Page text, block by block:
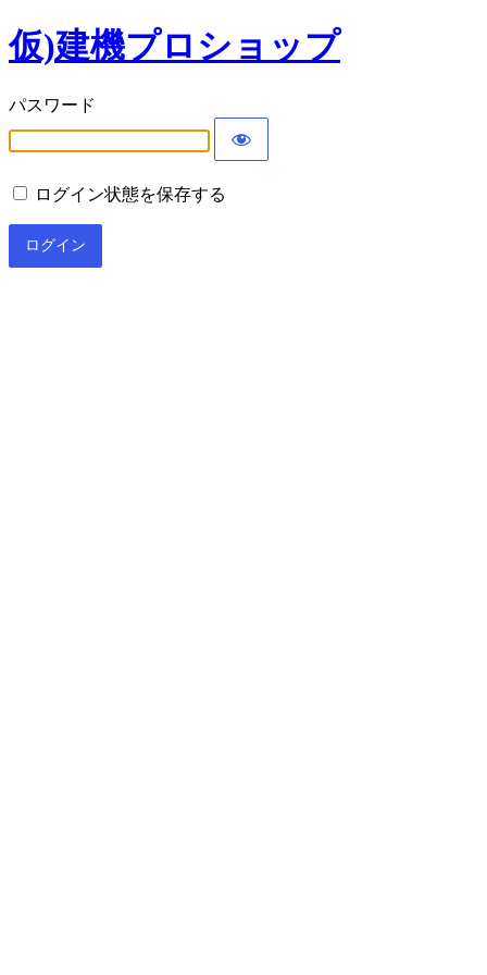
仮)建機プロショップ
パスワード
ログイン状態を保存する